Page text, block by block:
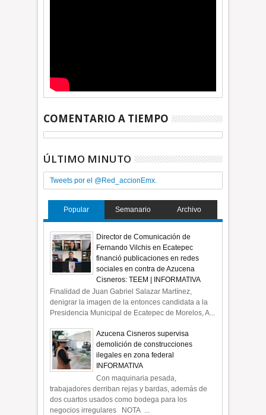
COMENTARIO A TIEMPO
ÚLTIMO MINUTO
Tweets por el @Red_accionEmx.
Popular Semanario Archivo
Director de Comunicación de
Fernando Vilchis en Ecatepec
financió publicaciones en redes
sociales en contra de Azucena
Cisneros: TEEM | INFORMATIVA
Finalidad de Juan Gabriel Salazar Martínez,
denigrar la imagen de la entonces candidata a la
Presidencia Municipal de Ecatepec de Morelos, A...
Azucena Cisneros supervisa
demolición de construcciones
ilegales en zona federal
INFORMATIVA
Con maquinaria pesada,
trabajadores derriban rejas y bardas, además de
dos cuartos usados como bodega para los
negocios irregulares NOTA ...